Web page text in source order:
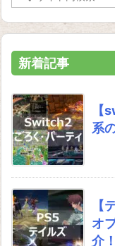
新着記事
【
系
【
オ
介